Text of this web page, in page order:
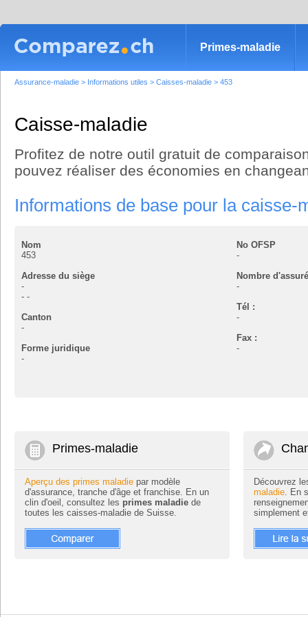
Primes-maladie
Assurance-maladie > Informations utiles > Caisses-maladie > 453
Caisse-maladie
Profitez de notre outil gratuit de
pouvez réaliser des économies en
Informations de base pour la caisse-
Nom
453
Adresse du siège
-
- -
Canton
-
Forme juridique
-
No OFSP
-
Nombre
-
Tél :
-
Fax :
-
Primes-maladie
Aperçu des primes maladie par modèle
d'assurance, tranche d'âge et franchise. En un
clin d'oeil, consultez les primes maladie de
toutes les caisses-maladie de Suisse.
Découvrez
maladie. En
simplement